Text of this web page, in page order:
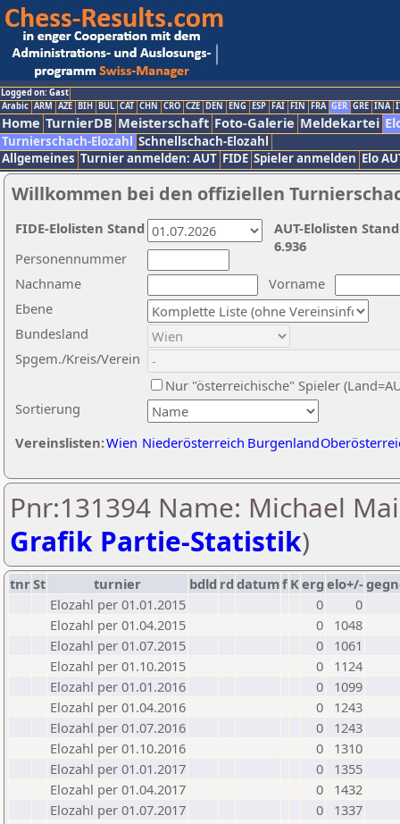
Logged on: Gast
Arabic ARM AZE BIH BUL CAT CHN CRO CZE DEN ENG ESP FAI FIN FRA GER GRE INA
Home TurnierDB Meisterschaft Foto-Galerie Meldekartei
Turnierschach-Elozahl Schnellschach-Elozahl
Allgemeines Turnier anmelden: AUT FIDE Spieler anmelden Elo
Willkommen bei den offiziellen
Nachname
Vorname
Ebene
Sortierung
Personennummer
Bundesland
Spgem./Kreis/Verein
Nur "österreichische" Spieler
Vereinslisten:Wien Niederösterreich Burgenland
AUT-Elolisten
6.936
FIDE-Elolisten Stand
Pnr:131394 Name: Michael
Grafik Partie-Statistik)
tnrSt turnier bdld rd datumf Kerg elo+/-
Elozahl per 01.01.2015
0
0
Elozahl per 01.04.2015
0
1048
Elozahl per 01.07.2015
0
1061
Elozahl per 01.10.2015
0
1124
Elozahl per 01.01.2016
0
1099
Elozahl per 01.04.2016
0
1243
Elozahl per 01.07.2016
0
1243
Elozahl per 01.10.2016
0
1310
Elozahl per 01.01.2017
0
1355
Elozahl per 01.04.2017
0
1432
Elozahl per 01.07.2017
0
1337